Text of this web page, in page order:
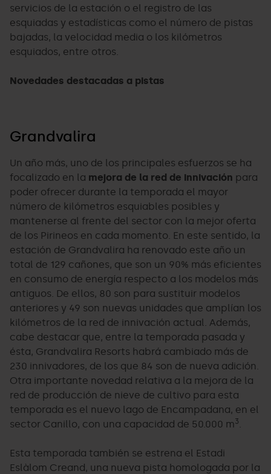
servicios de la estación o el registro de las
esquiadas y estadísticas como el número de pistas
bajadas, la velocidad media o los kilómetros
esquiados, entre otros.
Novedades destacadas a pistas
Grandvalira
Un año más, uno de los principales esfuerzos se ha
focalizado en la mejora de la red de innivación para
poder ofrecer durante la temporada el mayor
número de kilómetros esquiables posibles y
mantenerse al frente del sector con la mejor oferta
de los Pirineos en cada momento. En este sentido, la
estación de Grandvalira ha renovado este año un
total de 129 cañones, que son un 90% más eficientes
en consumo de energía respecto a los modelos más
antiguos. De ellos, 80 son para sustituir modelos
anteriores y 49 son nuevas unidades que amplían los
kilómetros de la red de innivación actual. Además,
cabe destacar que, entre la temporada pasada y
ésta, Grandvalira Resorts habrá cambiado más de
230 innivadores, de los que 84 son de nueva adición.
Otra importante novedad relativa a la mejora de la
red de producción de nieve de cultivo para esta
temporada es el nuevo lago de Encampadana, en el
sector Canillo, con una capacidad de 50.000 m3 .
Esta temporada también se estrena el Estadi
Eslàlom Creand, una nueva pista homologada por la